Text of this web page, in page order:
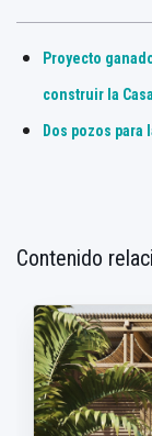
Proyecto
construir la
Dos pozos
Contenido